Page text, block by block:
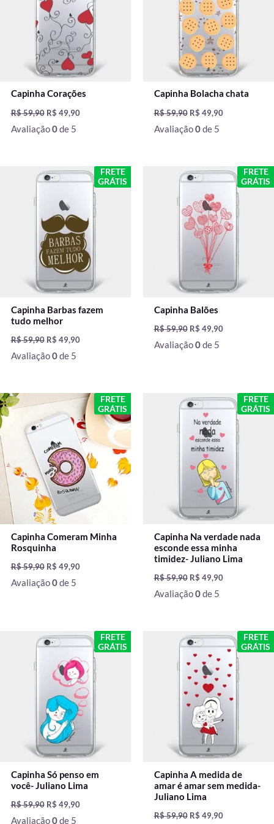
Capinha Corações
R$59,90 R$ 49,90
Avaliação0de 5
Capinha Bolacha chata
R$59,90 R$ 49,90
Avaliação0de 5
FRETE
GRÁTIS
Capinha Barbas fazem
tudo melhor
R$59,90
O
preço
era:
R$ 59,90.
R$ 49,90
O
preço
atual
Avaliação0de 5
FRETE
GRÁTIS
Capinha Balões
R$59,90
O
preço
era:
R$ 59,90.
R$ 49,90
O
preço
atual
R$ 49,90.
Avaliação0de 5
FRETE
GRÁTIS
Capinha Comeram Minha
Rosquinha
R$59,90
original
era:
R$ 59,90.
R$ 49,90
O
preço
atual
é:
R$ 49,90.
Avaliação0de 5
FRETE
GRÁTIS
Capinha Na verdade nada
esconde essa minha
timidez- Juliano Lima
R$59,90
O
preço
original
era:
R$ 59,90.
R$ 49,90
O
preço
atual
R$ 49,90.
Avaliação0de 5
FRETE
GRÁTIS
Capinha Só penso em
você- Juliano Lima
R$59,90
O
preço
original
era:
R$ 59,90.
R$ 49,90
O
preço
atual
é:
R$ 49,90.
Avaliação0de 5
FRETE
GRÁTIS
Capinha A medida de
amar é amar sem medida-
Juliano Lima
R$59,90
O
preço
original
era:
R$ 59,90.
R$ 49,90
O
preço
atual
é:
R$ 49,90.